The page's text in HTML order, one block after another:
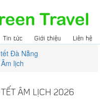
Tin tức Giới thiệu Liên hệ
Đà Nẵng
lịch
TẾT ÂM LỊCH 2026